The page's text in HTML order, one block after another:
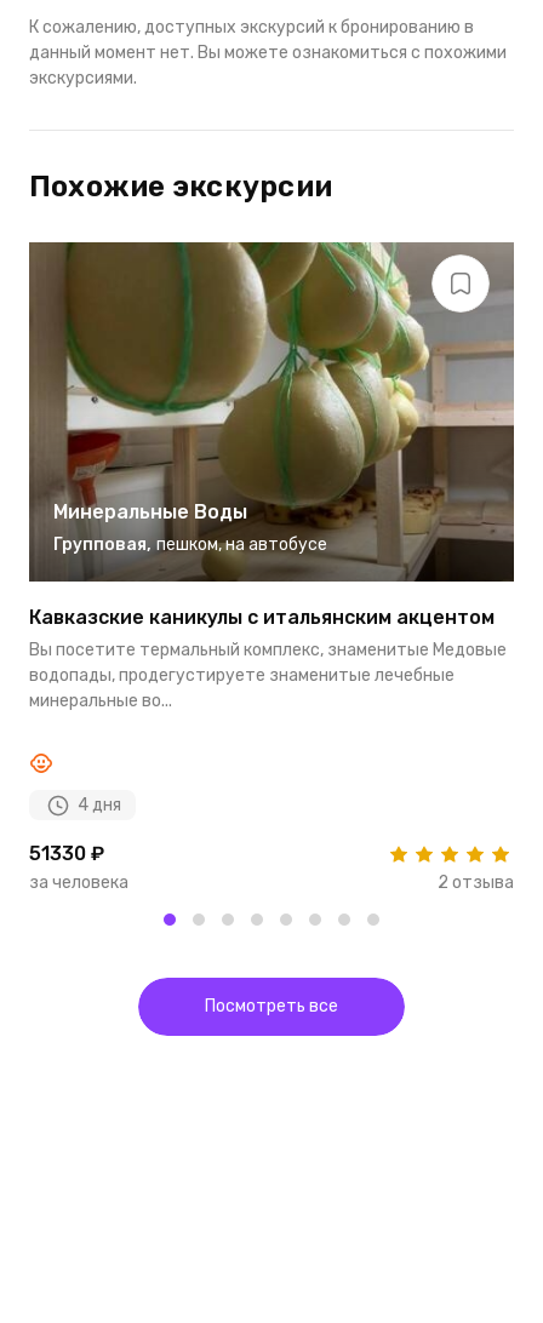
К сожалению, доступных экскурсий к бронированию в
данный момент нет. Вы можете ознакомиться с похожими
экскурсиями.
Похожие экскурсии
Минеральные Воды
Групповая, пешком, на автобусе
Кавказские каникулы с итальянским акцентом
Вы посетите термальный комплекс, знаменитые Медовые
водопады, продегустируете знаменитые лечебные
минеральные во...
4 дня
51330 ₽
за человека 2 отзыва
Посмотреть все